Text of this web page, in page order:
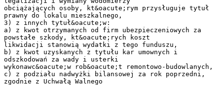
obciążających osoby, kt&oacute;rym przysługuje tytuł
prawny do lokalu mieszkalnego,
3) z innych tytuł&oacute;w:
a) z kwot otrzymanych od firm ubezpieczeniowych za
powstałe szkody, kt&oacute;rych koszt
likwidacji stanowią wydatki z tego funduszu,
b) z kwot uzyskanych z tytułu kar umownych i
odszkodowań za wady i usterki
wykonawc&oacute;w rob&oacute;t remontowo-budowlanych,
c) z podziału nadwyżki bilansowej za rok poprzedni,
zgodnie z Uchwałą Walnego